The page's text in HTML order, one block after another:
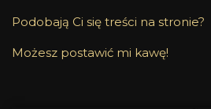
Podobają Ci się treści na stronie?
Możesz postawić mi kawę!